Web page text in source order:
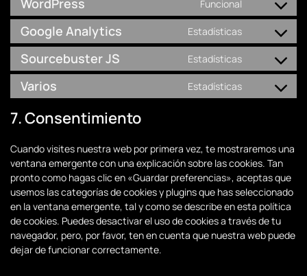
recaptcha
service
WordPress Funcional
Consent
service
Google Analytics Estadísticas
Consent
service
analytics
Sourcebuster JS Estadísticas
Consent
service
Varios Estadísticas
Consent
7. Consentimiento
Cuando visites nuestra web por primera vez, te mostraremos una
ventana emergente con una explicación sobre las cookies. Tan
pronto como hagas clic en «Guardar preferencias», aceptas que
usemos las categorías de cookies y plugins que has seleccionado
en la ventana emergente, tal y como se describe en esta política
de cookies. Puedes desactivar el uso de cookies a través de tu
navegador, pero, por favor, ten en cuenta que nuestra web puede
dejar de funcionar correctamente.